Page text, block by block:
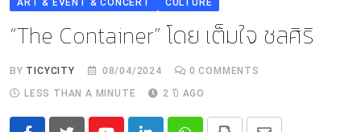
TH
ART & EVENT & CONCERT CULTURE
“The Container” โดย เต็มใจ ชลศิริ
BY TICYCITY 08/04/2024 0 COMMENTS
LESS THAN A MINUTE
2 ปี AGO